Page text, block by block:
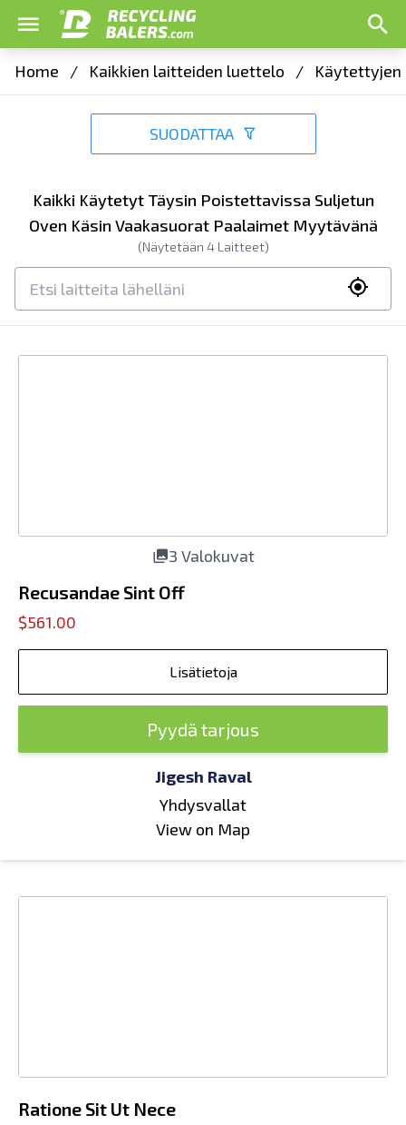
Home / Kaikkien laitteiden luettelo /
SUODATTAA
Kaikki Käytetyt Täysin Poistettavissa Suljetun
Oven Käsin Vaakasuorat Paalaimet Myytävänä
(Näytetään 4 Laitteet)
3 Valokuvat
Recusandae Sint Off
$561.00
Lisätietoja
Pyydä tarjous
Jigesh Raval
Yhdysvallat
View on Map
Ratione Sit Ut Nece